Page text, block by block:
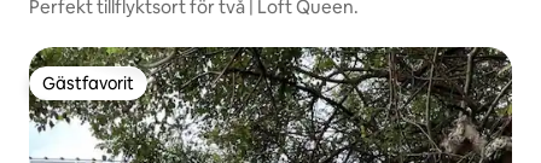
Perfekt tillflyktsort för två | Loft Queen.
Gästfavorit
Gästfavorit